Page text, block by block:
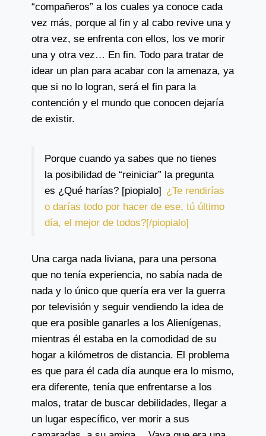
“compañeros” a los cuales ya conoce cada
vez más, porque al fin y al cabo revive una y
otra vez, se enfrenta con ellos, los ve morir
una y otra vez… En fin. Todo para tratar de
idear un plan para acabar con la amenaza, ya
que si no lo logran, será el fin para la
contención y el mundo que conocen dejaría
de existir.
Porque cuando ya sabes que no tienes
la posibilidad de “reiniciar” la pregunta
es ¿Qué harías? [piopialo]
¿Te rendirías
o darías todo por hacer de ese, tú último
día, el mejor de todos?[/piopialo]
Una carga nada liviana, para una persona
que no tenía experiencia, no sabía nada de
nada y lo único que quería era ver la guerra
por televisión y seguir vendiendo la idea de
que era posible ganarles a los Alienígenas,
mientras él estaba en la comodidad de su
hogar a kilómetros de distancia. El problema
es que para él cada día aunque era lo mismo,
era diferente, tenía que enfrentarse a los
malos, tratar de buscar debilidades, llegar a
un lugar específico, ver morir a sus